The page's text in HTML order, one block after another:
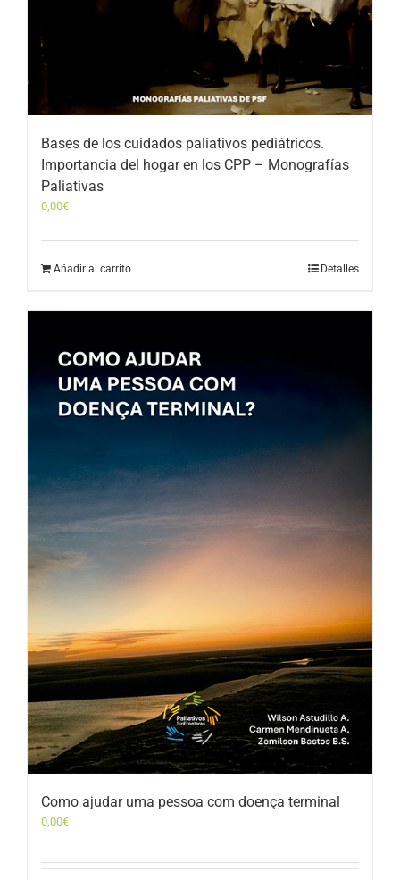
Bases de los cuidados paliativos pediátricos.
Importancia del hogar en los CPP – Monografías
Paliativas
0,00€
Añadir al carrito Detalles
Como ajudar uma pessoa com doença terminal
0,00€